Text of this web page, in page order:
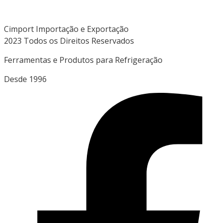
Cimport Importação e Exportação
2023 Todos os Direitos Reservados
Ferramentas e Produtos para Refrigeração
Desde 1996